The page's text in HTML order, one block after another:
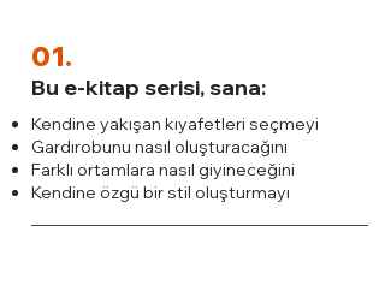
01.
Bu e-kitap serisi, sana:
Kendine yakışan kıyafetleri seçmeyi
Gardırobunu nasıl oluşturacağını
Farklı ortamlara nasıl giyineceğini
Kendine özgü bir stil oluşturmayı